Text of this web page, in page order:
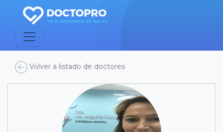
Volver a listado de doctores